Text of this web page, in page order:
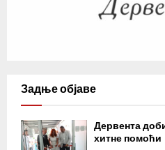
Задње објаве
Дервента
хитне помоћи